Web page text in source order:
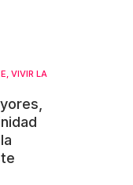
, VIVIR LA